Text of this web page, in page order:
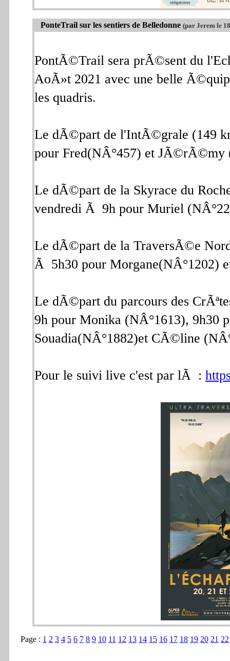
PonteTrail sur les sentiers de Belledonne (par Jerem le
PontÃ©Trail sera prÃ©sent du
AoÃ»t 2021 avec une belle
les quadris.
Le dÃ©part de l'IntÃ©grale (149
pour Fred(NÂ°457) et JÃ©rÃ©my
Le dÃ©part de la Skyrace du
vendredi Ã 9h pour Muriel
Le dÃ©part de la TraversÃ©e
Ã 5h30 pour Morgane(NÂ°1202)
Le dÃ©part du parcours des
9h pour Monika (NÂ°1613), 9h30
Souadia(NÂ°1882)et CÃ©line
Pour le suivi live c'est par lÃ :
Page : 1 2 3 4 5 6 7 8 9 10 11 12 13 14 15 16 17 18 19 20 21 22